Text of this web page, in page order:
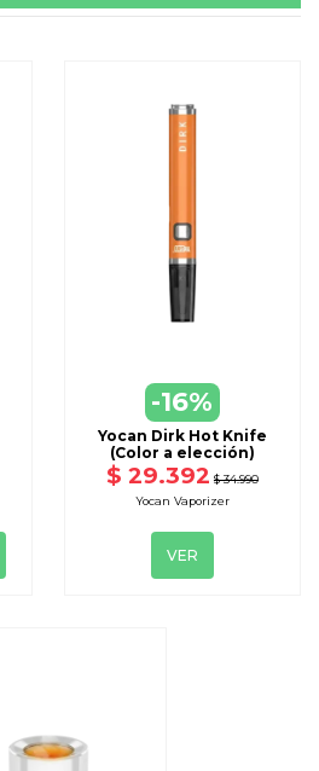
-16%
DISPONIBLE CON OTRAS
Yocan Dirk Hot Knife
(Color a elección)
$ 29.392 $ 34.990
Yocan Vaporizer
VER